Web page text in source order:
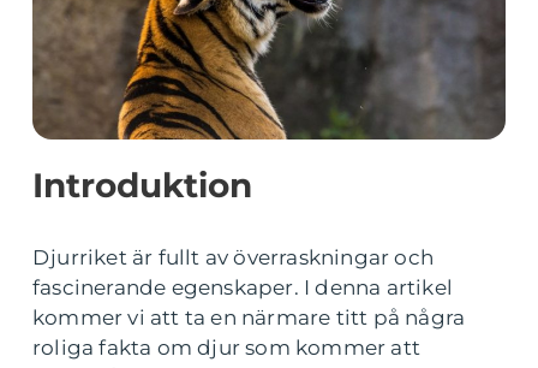
Introduktion
Djurriket är fullt av överraskningar och
fascinerande egenskaper. I denna artikel
kommer vi att ta en närmare titt på några
roliga fakta om djur som kommer att